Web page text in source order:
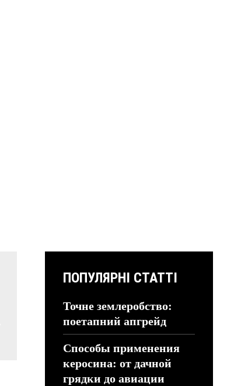
ПОПУЛЯРНІ СТАТТІ
Точне землеробство:
поетапний апгрейд
Способы применения
керосина: от дачной
грядки до авиации